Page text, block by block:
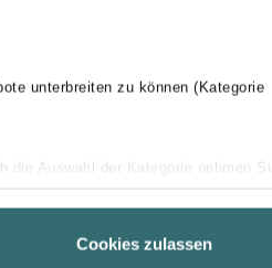
unterbreiten zu können (Kategorie
Auswahl der Kategorie nehmen Sie
maßgeschneiderte Informationen
über einen Link in der
Cookies zulassen